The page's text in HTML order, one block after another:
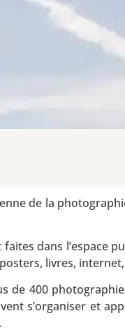
de la
dans l’espace
livres,
de 400
s’organiser et